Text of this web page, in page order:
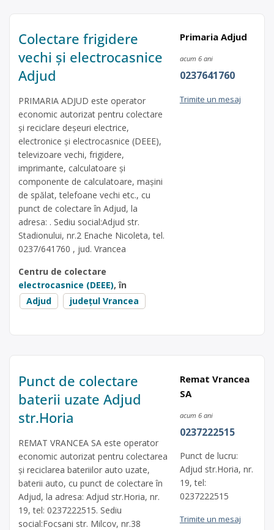
Colectare frigidere
vechi și electrocasnice
Adjud
PRIMARIA ADJUD este operator
economic autorizat pentru colectare
și reciclare deșeuri electrice,
electronice și electrocasnice (DEEE),
televizoare vechi, frigidere,
imprimante, calculatoare și
componente de calculatoare, mașini
de spălat, telefoane vechi etc., cu
punct de colectare în Adjud, la
adresa: . Sediu social:Adjud str.
Stadionului, nr.2 Enache Nicoleta, tel.
0237/641760 , jud. Vrancea
Centru de colectare
electrocasnice (DEEE), în
Adjud
județul Vrancea
Primaria Adjud
acum 6 ani
0237641760
Trimite un mesaj
Punct de colectare
baterii uzate Adjud
str.Horia
REMAT VRANCEA SA este operator
economic autorizat pentru colectarea
și reciclarea bateriilor auto uzate,
baterii auto, cu punct de colectare în
Adjud, la adresa: Adjud str.Horia, nr.
19, tel: 0237222515. Sediu
social:Focsani str. Milcov, nr.38
Remat Vrancea
SA
acum 6 ani
0237222515
Punct de lucru:
Adjud str.Horia, nr.
19, tel:
0237222515
Trimite un mesaj